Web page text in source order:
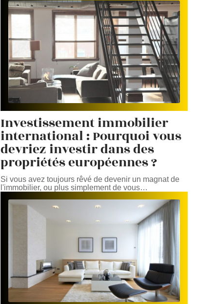
Investissement immobilier
international : Pourquoi vous
devriez investir dans des
propriétés européennes ?
Si vous avez toujours rêvé de devenir un magnat de
l'immobilier, ou plus simplement de vous…